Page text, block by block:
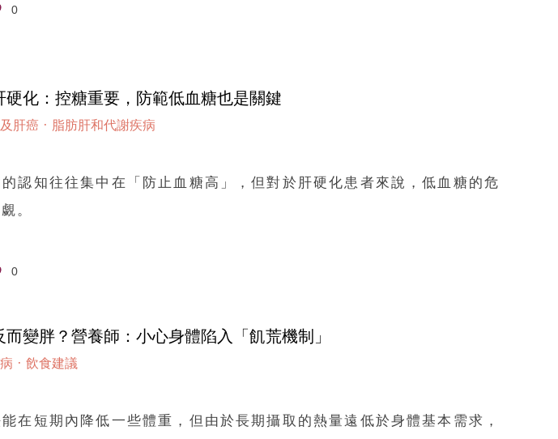
0
硬化：控糖重要，防範低血糖也是關鍵
肝癌 · 脂肪肝和代謝疾病
認知往往集中在「防止血糖高」，但對於肝硬化患者來說，低血糖的危
。
0
變胖？營養師：小心身體陷入「飢荒機制」
·飲食建議
在短期內降低一些體重，但由於長期攝取的熱量遠低於身體基本需求，